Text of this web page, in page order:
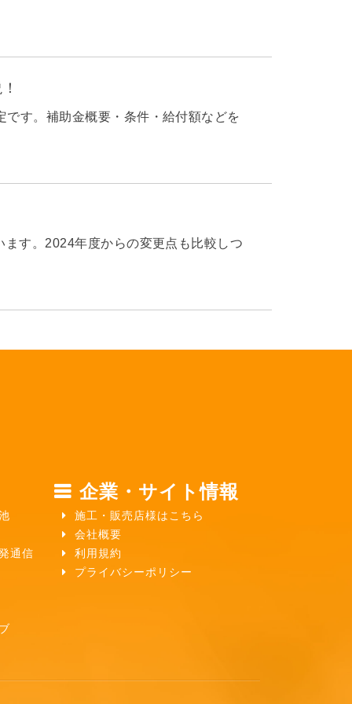
す。補助金概要・条件・給付額などを
す。2024年度からの変更点も比較しつ
通信
企業・サイト情報
施工・販売店様はこちら
会社概要
利用規約
プライバシーポリシー